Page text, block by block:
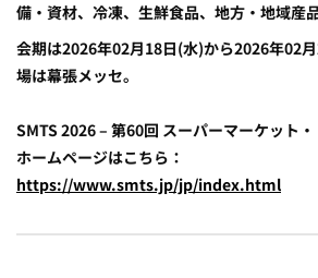
備・資材、冷凍、生鮮食品、地方・地域産
会期は2026年02月18日(水)から2026年02
場は幕張メッセ。
SMTS 2026 – 第60回 スーパーマーケット
ホームページはこちら：
https://www.smts.jp/jp/index.html